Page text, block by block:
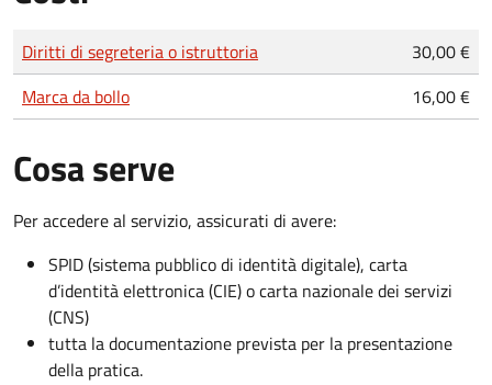
Tipo di pagamento
Importo
Diritti di segreteria o istruttoria
30,00 €
Marca da bollo
16,00 €
Cosa serve
Per accedere al servizio, assicurati di avere:
SPID (sistema pubblico di identità digitale), carta
d’identità elettronica (CIE) o carta nazionale dei servizi
(CNS)
tutta la documentazione prevista per la presentazione
della pratica.